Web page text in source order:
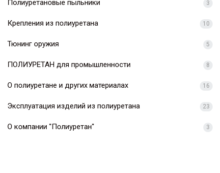
Полиуретановые пыльники 3
Крепления из полиуретана 10
Тюнинг оружия 5
ПОЛИУРЕТАН для промышленности 8
О полиуретане и других материалах 16
Эксплуатация изделий из полиуретана 23
О компании "Полиуретан" 3